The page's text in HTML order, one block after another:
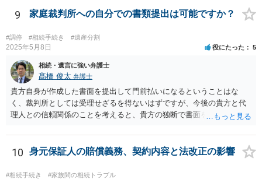
9 家庭裁判所への自分での書類提出は可能ですか？
#調停 #相続手続き #遺産分割
2025年5月8日 役にたった 5
相続・遺言に強い弁護士
髙橋 俊太 弁護士
貴方自身が作成した書面を提出して門前払いになるということはな
く、裁判所としては受理せざるを得ないはずですが、今後の貴方と代
理人との信頼関係のことを考えると、貴方の独断で書面を提出したり
士が主張書面の提出を渋っているようですが、弁護士として提出の実
益がないと考えている可能性もあると思いますので、そのあたりも含
めて、弁護士見解を確認等するためによく打ち合わせた方がよいと思
います。単に面倒臭いということで書面提出をしないということであ
10 身元保証人の賠償義務、契約内容と法改正の影響
#相続手続き #家族間の相続トラブル